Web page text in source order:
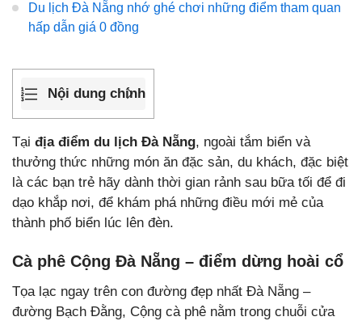
Du lịch Đà Nẵng nhớ ghé chơi những điểm tham quan
hấp dẫn giá 0 đồng
Nội dung chính
Tại địa điểm du lịch Đà Nẵng, ngoài tắm biển và
thưởng thức những món ăn đặc sản, du khách, đặc biệt
là các bạn trẻ hãy dành thời gian rảnh sau bữa tối để đi
dạo khắp nơi, để khám phá những điều mới mẻ của
thành phố biển lúc lên đèn.
Cà phê Cộng Đà Nẵng – điểm dừng hoài cổ
Tọa lạc ngay trên con đường đẹp nhất Đà Nẵng –
đường Bạch Đằng, Cộng cà phê nằm trong chuỗi cửa